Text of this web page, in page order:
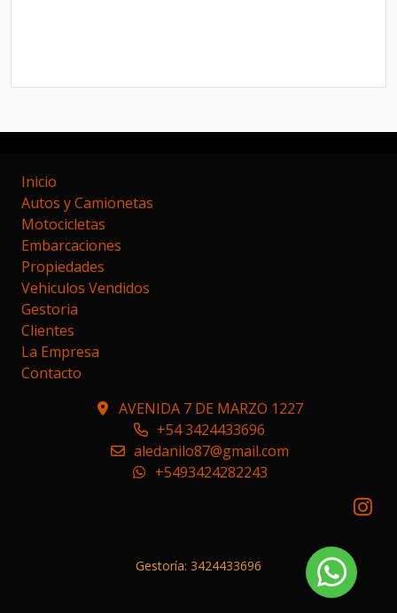
Inicio
Autos y Camionetas
Motocicletas
Embarcaciones
Propiedades
Vehiculos Vendidos
Gestoria
Clientes
La Empresa
Contacto
AVENIDA 7 DE MARZO 1227
+54 3424433696
aledanilo87@gmail.com
+5493424282243
Gestoría: 3424433696